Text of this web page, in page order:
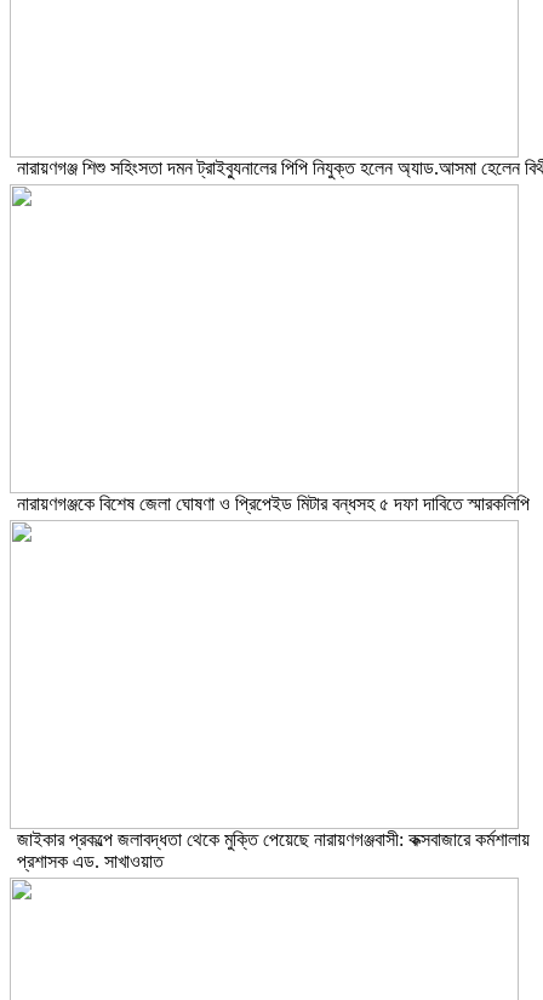
নারায়ণগঞ্জ শিশু সহিংসতা দমন ট্রাইব্যুনালের পিপি নিযুক্ত হলেন অ্যাড.আসমা হেলেন
নারায়ণগঞ্জকে বিশেষ জেলা ঘোষণা ও প্রিপেইড মিটার বন্ধসহ ৫ দফা দাবিতে স্মারকলিপি
জাইকার প্রকল্পে জলাবদ্ধতা থেকে মুক্তি পেয়েছে নারায়ণগঞ্জবাসী: কক্সবাজারে কর্মশালায়
প্রশাসক এড. সাখাওয়াত